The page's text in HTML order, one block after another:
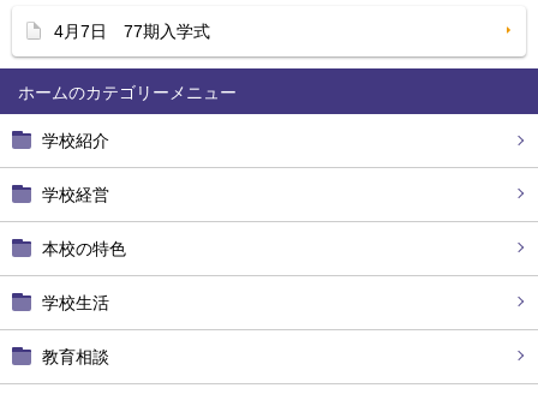
ホーム
学校紹介
学校経営
本校の特色
学校生活
教育相談
4月7日 77期入学式